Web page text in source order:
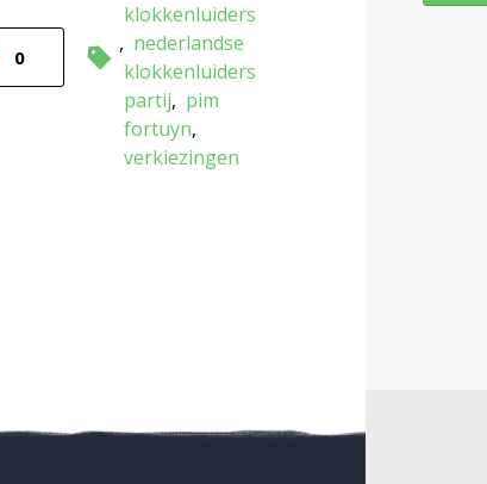
0
klokkenluiders
nederlandse
klokkenluiders
partij
pim
fortuyn
verkiezingen